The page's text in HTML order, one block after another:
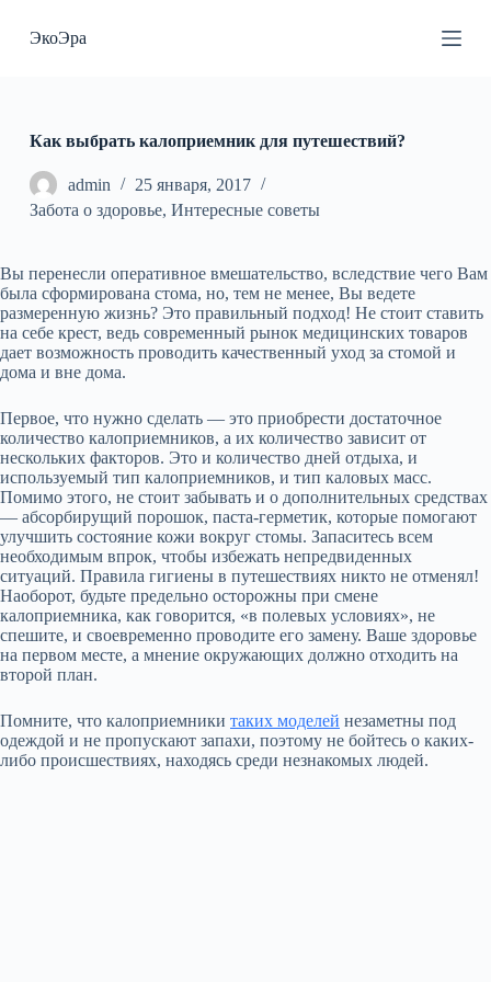
и
ЭкоЭра
Как выбрать калоприемник для путешествий?
admin
25 января, 2017
Забота о здоровье, Интересные советы
Вы перенесли оперативное вмешательство, вследствие чего Вам
была сформирована стома, но, тем не менее, Вы ведете
размеренную жизнь? Это правильный подход! Не стоит ставить
на себе крест, ведь современный рынок медицинских товаров
дает возможность проводить качественный уход за стомой и
дома и вне дома.
Первое, что нужно сделать — это приобрести достаточное
количество калоприемников, а их количество зависит от
нескольких факторов. Это и количество дней отдыха, и
используемый тип калоприемников, и тип каловых масс.
Помимо этого, не стоит забывать и о дополнительных средствах
— абсорбирущий порошок, паста-герметик, которые помогают
улучшить состояние кожи вокруг стомы. Запаситесь всем
необходимым впрок, чтобы избежать непредвиденных
ситуаций. Правила гигиены в путешествиях никто не отменял!
Наоборот, будьте предельно осторожны при смене
калоприемника, как говорится, «в полевых условиях», не
спешите, и своевременно проводите его замену. Ваше здоровье
на первом месте, а мнение окружающих должно отходить на
второй план.
Помните, что калоприемники таких моделей незаметны под
одеждой и не пропускают запахи, поэтому не бойтесь о каких-
либо происшествиях, находясь среди незнакомых людей.